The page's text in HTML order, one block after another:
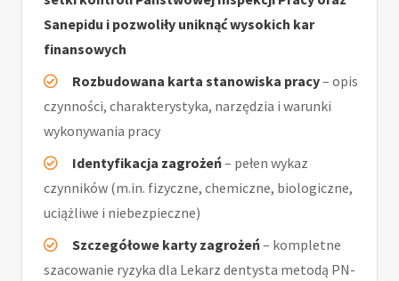
Sanepidu i pozwoliły uniknąć wysokich kar
finansowych
Rozbudowana karta stanowiska pracy– opis
czynności, charakterystyka, narzędzia i warunki
wykonywania pracy
Identyfikacja zagrożeń– pełen wykaz
czynników (m.in. fizyczne, chemiczne, biologiczne,
uciążliwe i niebezpieczne)
Szczegółowe karty zagrożeń– kompletne
szacowanie ryzyka dla Lekarz dentysta metodą PN-